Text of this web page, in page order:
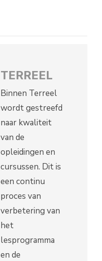
TERREEL
Binnen Terreel
wordt gestreefd
naar kwaliteit
van de
opleidingen en
cursussen. Dit is
een continu
proces van
verbetering van
het
lesprogramma
en de